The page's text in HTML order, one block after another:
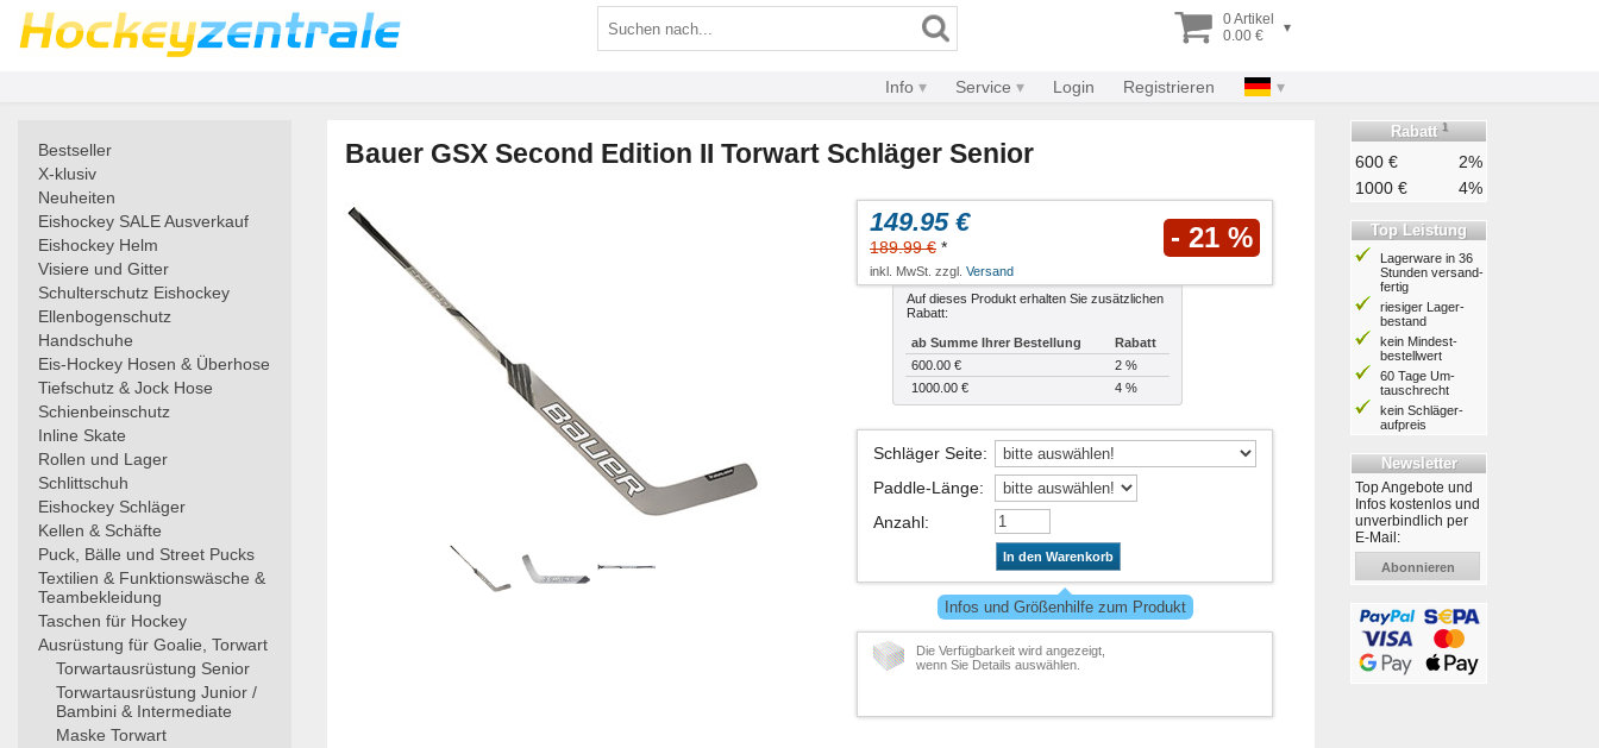
0 Artikel
0.00 €
▾
Info Service Login Registrieren
Bestseller
X-klusiv
Neuheiten
Eishockey SALE Ausverkauf
Eishockey Helm
Visiere und Gitter
Schulterschutz Eishockey
Ellenbogenschutz
Handschuhe
Eis-Hockey Hosen & Überhose
Tiefschutz & Jock Hose
Schienbeinschutz
Inline Skate
Rollen und Lager
Schlittschuh
Eishockey Schläger
Kellen & Schäfte
Puck, Bälle und Street Pucks
Textilien & Funktionswäsche &
Teambekleidung
Taschen für Hockey
Ausrüstung für Goalie, Torwart
Torwartausrüstung Senior
Torwartausrüstung Junior /
Bambini & Intermediate
Maske Torwart
Bauer GSX Second Edition II Torwart Schläger Senior
149.95 €
189.99 € * - 21 %
inkl. MwSt. zzgl. Versand
Auf dieses Produkt erhalten Sie zusätzlichen
Rabatt:
ab Summe Ihrer Bestellung
Rabatt
600.00 €
2 %
1000.00 €
4 %
Schläger Seite:
Paddle-Länge:
Anzahl:
In den Warenkorb
Infos und Größenhilfe zum Produkt
Die Verfügbarkeit wird angezeigt,
wenn Sie Details auswählen.
Rabatt 1
600 €
2%
1000 €
4%
Top Leistung
Lagerware in 36
Stunden ver­sand­
fertig
riesiger Lager­
bestand
kein Mindest­
bestell­wert
60 Tage Um­
tausch­recht
kein Schläger­
aufpreis
Newsletter
Top Angebote und
Infos kostenlos und
unverbindlich per
E-Mail:
Abonnieren